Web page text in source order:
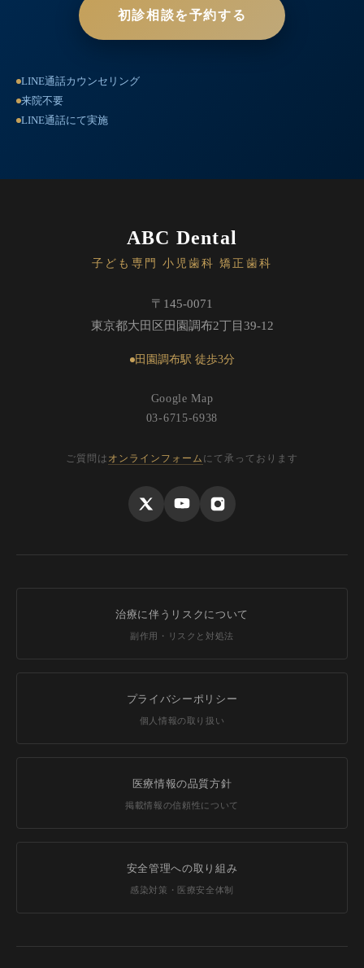
初診相談を予約する
LINE通話カウンセリング
来院不要
LINE通話にて実施
ABC Dental
子ども専門 小児歯科 矯正歯科
〒145-0071
東京都大田区田園調布2丁目39-12
田園調布駅 徒歩3分
Google Map
03-6715-6938
ご質問は オンラインフォーム にて承っております
治療に伴うリスクについて
副作用・リスクと対処法
プライバシーポリシー
個人情報の取り扱い
医療情報の品質方針
掲載情報の信頼性について
安全管理への取り組み
感染対策・医療安全体制